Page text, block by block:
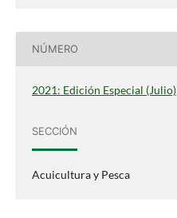
NÚMERO
2021: Edición Especial (Julio)
SECCIÓN
Acuicultura y Pesca